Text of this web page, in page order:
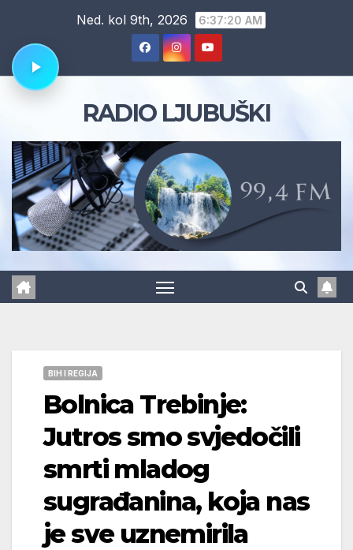
content
Ned. kol 9th, 2026 6:37:21 AM
RADIO LJUBUŠKI
BIH I REGIJA
Bolnica Trebinje:
Jutros smo svjedočili
smrti mladog
sugrađanina, koja nas
je sve uznemirila